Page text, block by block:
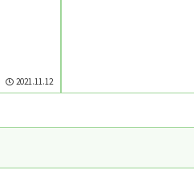
2021.11.12